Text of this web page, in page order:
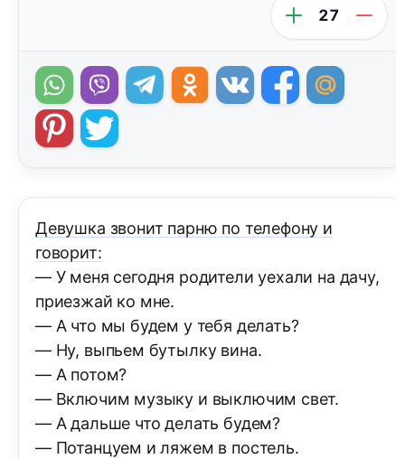
27
Девушка звонит парню по телефону и
говорит:
— У меня сегодня родители уехали на дачу,
приезжай ко мне.
— А что мы будем у тебя делать?
— Hу, выпьем бутылку вина.
— А потом?
— Включим музыку и выключим свет.
— А дальше что делать будем?
— Потанцуем и ляжем в постель.